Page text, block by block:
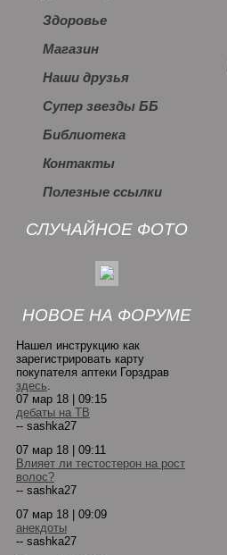
Здоровье
Магазин
Наши друзья
Супер звезды ББ
Библиотека
Контакты
Полезные ссылки
СЛУЧАЙНОЕ ФОТО
НОВОЕ НА ФОРУМЕ
Нашел инструкцию как
зарегистрировать карту
покупателя аптеки Горздрав
здесь.
07 мар 18 | 09:15
дебаты на ТВ
-- sashka27
07 мар 18 | 09:11
Влияет ли тестостерон на рост
волос?
-- sashka27
07 мар 18 | 09:09
анекдоты
-- sashka27